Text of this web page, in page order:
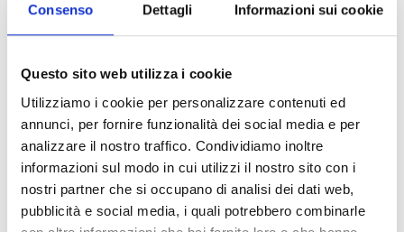
Consenso Dettagli Informazioni sui cookie
Questo sito web utilizza i cookie
Utilizziamo i cookie per personalizzare contenuti ed
annunci, per fornire funzionalità dei social media e per
analizzare il nostro traffico. Condividiamo inoltre
informazioni sul modo in cui utilizzi il nostro sito con i
nostri partner che si occupano di analisi dei dati web,
pubblicità e social media, i quali potrebbero combinarle